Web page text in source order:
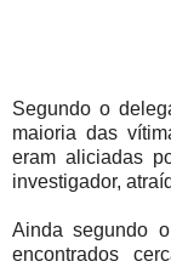
Segundo o
maioria das
eram aliciadas
investigador,
Ainda segundo
encontrados